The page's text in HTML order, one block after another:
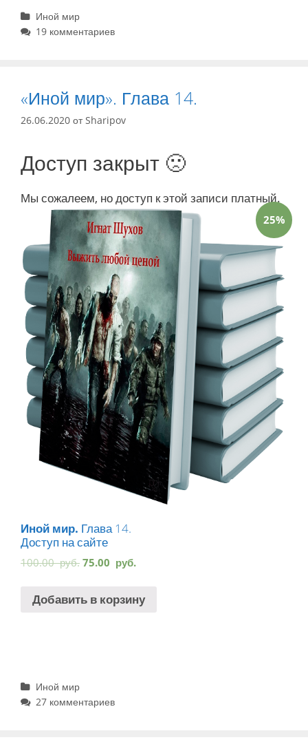
Рубрики
Иной мир
19 комментариев
«Иной мир». Глава 14.
26.06.2020 отSharipov
Доступ закрыт 🙁
Мы сожалеем, но доступ к этой записи платный.
25%
Иной мир. Глава 14.
Доступ на сайте
100.00руб. 75.00 руб.
Добавить в корзину
Рубрики
Иной мир
27 комментариев